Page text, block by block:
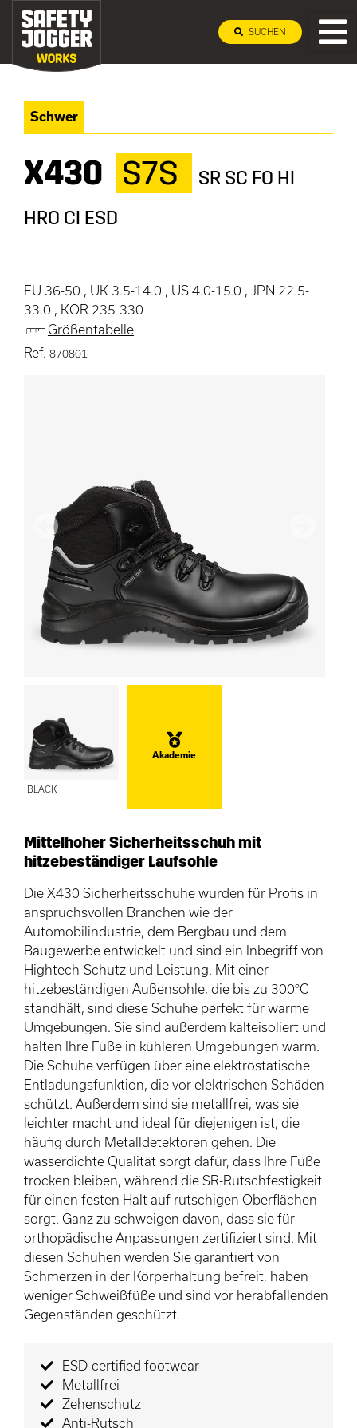
SUCHEN
Schwer
X430 S7S
SR SC FO HI
HRO CI ESD
EU 36-50 , UK 3.5-14.0 , US 4.0-15.0 , JPN 22.5-
33.0 , KOR 235-330
Größentabelle
Ref. 870801
Vorherige
BLACK
Akademie
Mittelhoher Sicherheitsschuh mit
hitzebeständiger Laufsohle
Die X430 Sicherheitsschuhe wurden für Profis in
anspruchsvollen Branchen wie der
Automobilindustrie, dem Bergbau und dem
Baugewerbe entwickelt und sind ein Inbegriff von
Hightech-Schutz und Leistung. Mit einer
hitzebeständigen Außensohle, die bis zu 300°C
standhält, sind diese Schuhe perfekt für warme
Umgebungen. Sie sind außerdem kälteisoliert und
halten Ihre Füße in kühleren Umgebungen warm.
Die Schuhe verfügen über eine elektrostatische
Entladungsfunktion, die vor elektrischen Schäden
schützt. Außerdem sind sie metallfrei, was sie
leichter macht und ideal für diejenigen ist, die
häufig durch Metalldetektoren gehen. Die
wasserdichte Qualität sorgt dafür, dass Ihre Füße
trocken bleiben, während die SR-Rutschfestigkeit
für einen festen Halt auf rutschigen Oberflächen
sorgt. Ganz zu schweigen davon, dass sie für
orthopädische Anpassungen zertifiziert sind. Mit
diesen Schuhen werden Sie garantiert von
Schmerzen in der Körperhaltung befreit, haben
weniger Schweißfüße und sind vor herabfallenden
Gegenständen geschützt.
ESD-certified footwear
Metallfrei
Zehenschutz
Anti-Rutsch